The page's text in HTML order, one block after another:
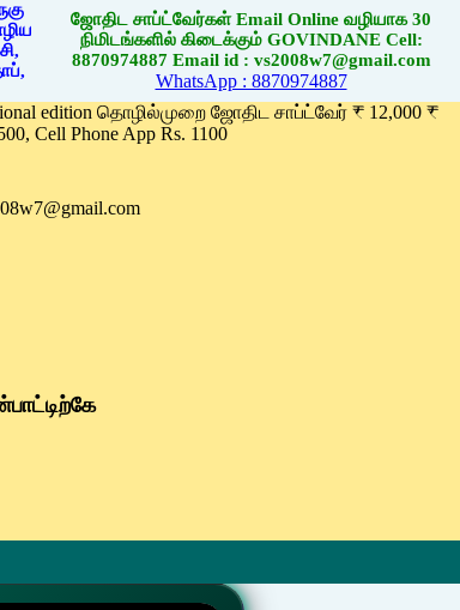
ஜோதிட சாப்ட்வேர்கள் Email Online வழியாக 30
நிமிடங்களில் கிடைக்கும் GOVINDANE Cell:
8870974887 Email id : vs2008w7@gmail.com
WhatsApp : 8870974887
edition தொழில்முறை ஜோதிட சாப்ட்வேர் ₹ 12,000 ₹
Cell Phone App Rs. 1100